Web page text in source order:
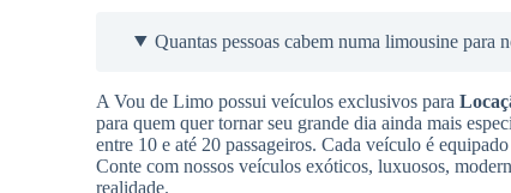
Quantas pessoas cabem numa limousine para
A Vou de Limo possui veículos exclusivos para
para quem quer tornar seu grande dia ainda mais
entre 10 e até 20 passageiros. Cada veículo é
Conte com nossos veículos exóticos, luxuosos,
realidade.